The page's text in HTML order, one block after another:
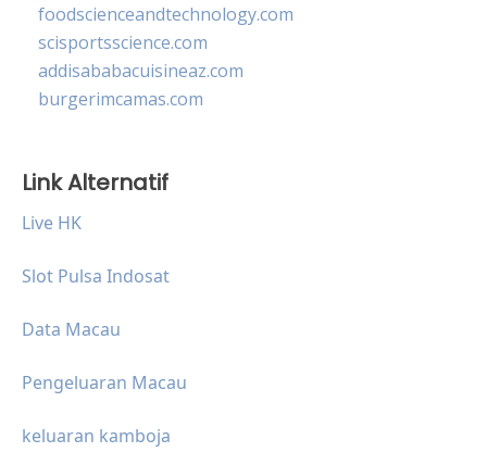
foodscienceandtechnology.com
scisportsscience.com
addisababacuisineaz.com
burgerimcamas.com
Link Alternatif
Live HK
Slot Pulsa Indosat
Data Macau
Pengeluaran Macau
keluaran kamboja